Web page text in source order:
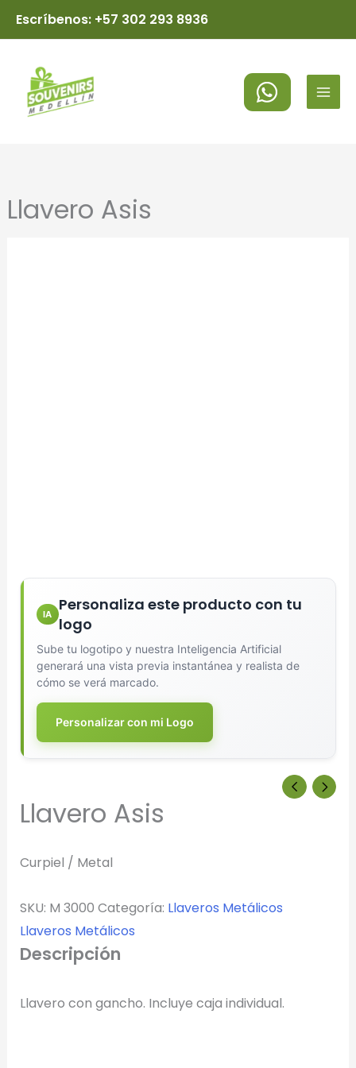
Escríbenos: +57 302 293 8936
Llavero Asis
IA
Personaliza este producto con tu
logo
Sube tu logotipo y nuestra Inteligencia Artificial
generará una vista previa instantánea y realista de
cómo se verá marcado.
Personalizar con mi Logo
Diseñador de Vistas Previas
Llavero Asis
Curpiel / Metal
SKU: M 3000 Categoría: Llaveros Metálicos
Llaveros Metálicos
Descripción
Llavero con gancho. Incluye caja individual.